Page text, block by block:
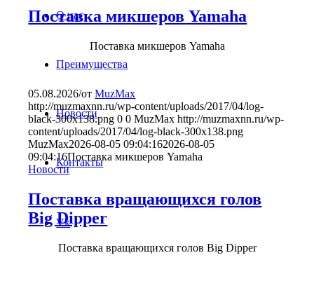
О нас
Преимущества
Новости
Контакты
Vk
Поставка микшеров Yamaha
Поставка микшеров Yamaha
05.08.2026/отMuzMax
http://muzmaxnn.ru/wp-content/uploads/2017/04/log-
black-300x138.png 0 0 MuzMax http://muzmaxnn.ru/wp-
content/uploads/2017/04/log-black-300x138.png
MuzMax2026-08-05 09:04:162026-08-05
09:04:16Поставка микшеров Yamaha
Новости
Поставка вращающихся голов
Big Dipper
Поставка вращающихся голов Big Dipper